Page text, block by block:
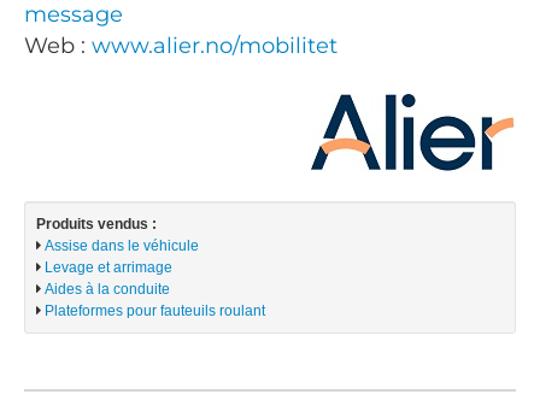
message
Web : www.alier.no/mobilitet
Produits vendus :
Assise dans le véhicule
Levage et arrimage
Aides à la conduite
Plateformes pour fauteuils roulant